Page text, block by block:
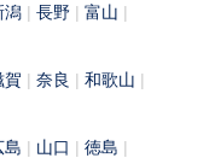
潟 長野
富山
賀 奈良
和歌山
島 山口
徳島